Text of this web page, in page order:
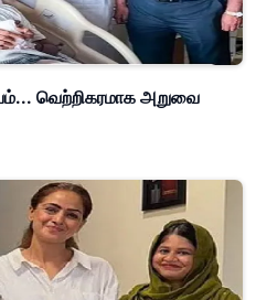
வெற்றிகரமாக அறுவை